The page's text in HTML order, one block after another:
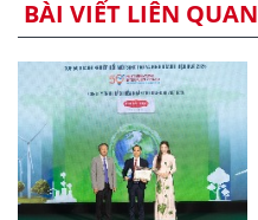
BÀI VIẾT LIÊN QUAN